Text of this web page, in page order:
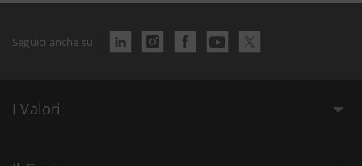
Seguici anche su
I Valori